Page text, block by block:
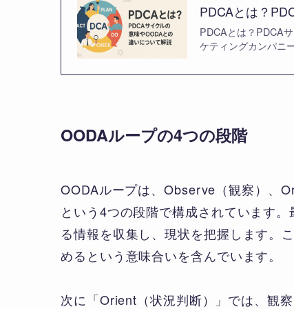
PDCAとは？
PDCAとは？PDCA
ケティングカンパニ
OODAループの4つの段階
OODAループは、Observe（観察）、
という4つの段階で構成されています
る情報を収集し、現状を把握します。
めるという意味合いを含んでいます。
次に「Orient（状況判断）」では、観